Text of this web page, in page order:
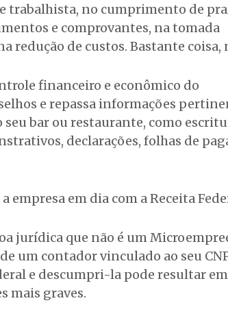
trabalhista, no cumprimento de
e comprovantes, na tomada
redução de custos. Bastante coisa,
financeiro e econômico do
e repassa informações
seu bar ou restaurante, como
declarações, folhas de
empresa em dia com a Receita
jurídica que não é um
um contador vinculado ao seu
e descumpri-la pode resultar
mais graves.